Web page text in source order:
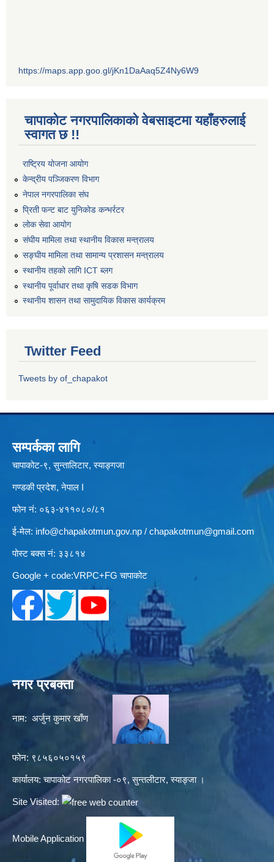
https://maps.app.goo.gl/jKn1DaAaq5Z4Ny6W9
चापाकोट नगरपालिकाको वेबसाइटमा यहाँहरुलाई
स्वागत छ !!
राष्ट्रिय योजना आयोग
केन्द्रीय पञ्जिकरण विभाग
नेपाल नगरपालिका संघ
प्रिती फन्ट बाट युनिकोड कन्भर्रटर
लोक सेवा आयोग
संघीय मामिला तथा स्थानीय विकास मन्त्रालय
सङ्घीय मामिला तथा सामान्य प्रशासन मन्त्रालय
स्थानीय तहको लागि ICT ब्लग
स्थानीय पूर्वाधार तथा कृषि सडक विभाग
स्थानीय शासन तथा सामुदायिक विकास कार्यक्रम
Twitter Feed
Tweets by of_chapakot
सम्पर्कका लागि
चापाकोट-९, सुन्तालिटार, स्याङ्गजा
गण्डकी प्रदेश, नेपाल I
फोन नं: ०६३-४११०८०/८१
ई-मेल: info@chapakotmun.gov.np / chapakotmun@gmail.com
पोस्ट बक्स नं: ३३८१४
Google + code:VRPC+FG चापाकोट
नगर प्रबक्ता
नाम: अर्जुन कुमार खाँण
फोन: ९८५६०५०१५९
कार्यालय: चापाकोट नगरपालिका -०९, सुन्तलीटार, स्याङ्जा ।
Site Visited:
Mobile Application